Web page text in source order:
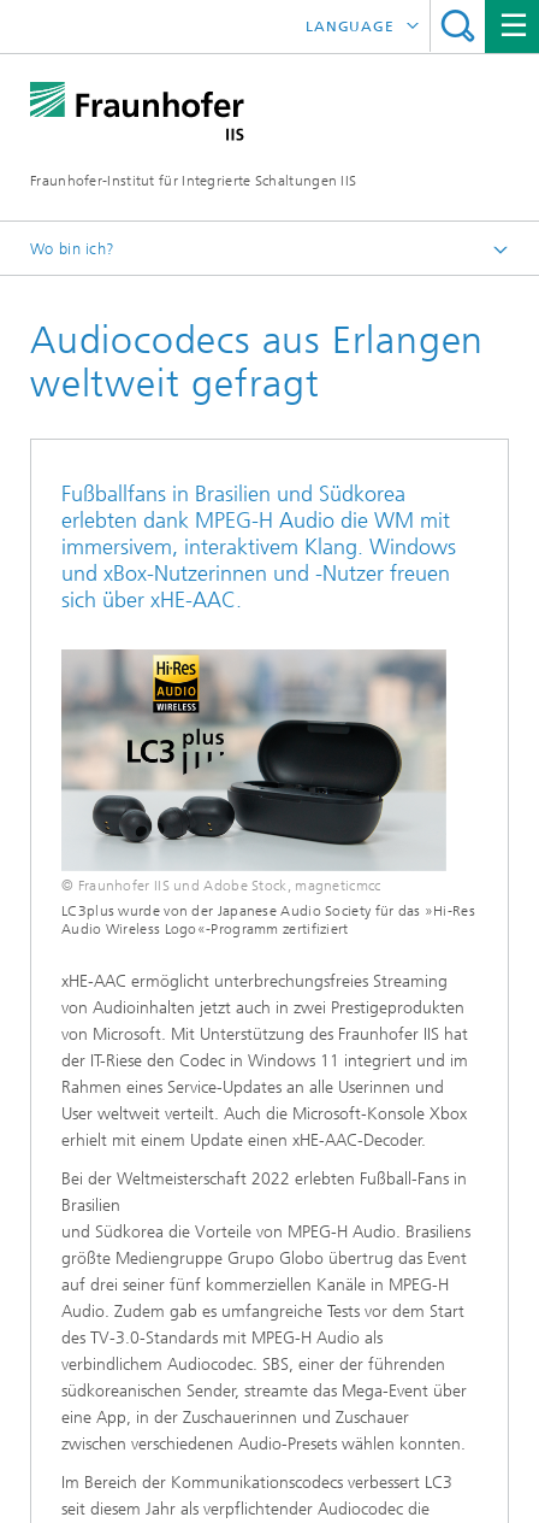
Fraunhofer-Institut für Integrierte Schaltungen IIS
LANGUAGE
中文
Wo bin ich?
Über uns
Das zeichnet uns aus
Jahresbericht
2022
Audiocodecs aus Erlangen
weltweit gefragt
Fußballfans in Brasilien und Südkorea
erlebten dank MPEG-H Audio die WM mit
immersivem, interaktivem Klang. Windows
und xBox-Nutzerinnen und -Nutzer freuen
sich über xHE-AAC.
© Fraunhofer IIS und Adobe Stock, magneticmcc
LC3plus wurde von der Japanese Audio Society für das »Hi-Res
Audio Wireless Logo«-Programm zertifiziert
xHE-AAC ermöglicht unterbrechungsfreies Streaming
von Audioinhalten jetzt auch in zwei Prestigeprodukten
von Microsoft. Mit Unterstützung des Fraunhofer IIS hat
der IT-Riese den Codec in Windows 11 integriert und im
Rahmen eines Service-Updates an alle Userinnen und
User weltweit verteilt. Auch die Microsoft-Konsole Xbox
erhielt mit einem Update einen xHE-AAC-Decoder.
Bei der Weltmeisterschaft 2022 erlebten Fußball-Fans in
Brasilien
und Südkorea die Vorteile von MPEG-H Audio. Brasiliens
größte Mediengruppe Grupo Globo übertrug das Event
auf drei seiner fünf kommerziellen Kanäle in MPEG-H
Audio. Zudem gab es umfangreiche Tests vor dem Start
des TV-3.0-Standards mit MPEG-H Audio als
verbindlichem Audiocodec. SBS, einer der führenden
südkoreanischen Sender, streamte das Mega-Event über
eine App, in der Zuschauerinnen und Zuschauer
zwischen verschiedenen Audio-Presets wählen konnten.
Im Bereich der Kommunikationscodecs verbessert LC3
seit diesem Jahr als verpflichtender Audiocodec die